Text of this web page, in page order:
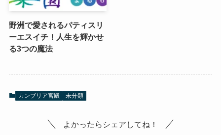
野洲で愛されるパティスリ
ーエスイチ！人生を輝かせ
る3つの魔法
カンブリア宮殿 未分類
よかったらシェアしてね！